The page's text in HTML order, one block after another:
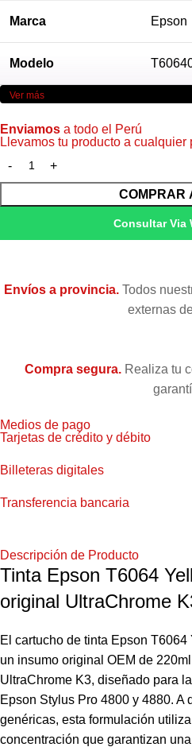
Marca Epson
Modelo
Color Yellow
Volumen 220 ml
Stylus
Ver más
Enviamos a todo el Perú
Llevamos tu producto a cualquier
COMPRAR
Consultar Via
Envíos a provincia.Todos
externas
Compra segura.Realiza tu
Medios de pago
Tarjetas de crédito y débito
Billeteras digitales
Transferencia bancaria
Descripción de Producto
Tinta Epson T6064
original UltraChrome
El cartucho de tinta Epson
un insumo original OEM de
UltraChrome K3, diseñado para
Epson Stylus Pro 4800 y 4880. A
genéricas, esta formulación
concentración que garantizan